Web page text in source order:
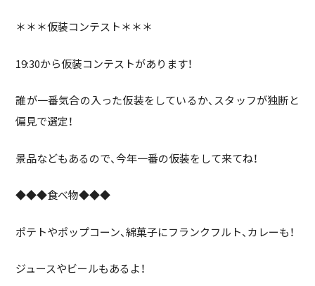
＊＊＊仮装コンテスト＊＊＊
19:30から仮装コンテストがあります！
誰が一番気合の入った仮装をしているか、スタッフが独断と
偏見で選定！
景品などもあるので、今年一番の仮装をして来てね！
◆◆◆食べ物◆◆◆
ポテトやポップコーン、綿菓子にフランクフルト、カレーも！
ジュースやビールもあるよ！